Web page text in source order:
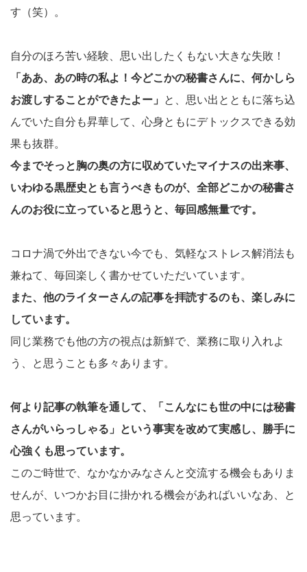
す（笑）。
自分のほろ苦い経験、思い出したくもない大きな失敗！
「ああ、あの時の私よ！今どこかの秘書さんに、何かしら
お渡しすることができたよー」
と、思い出とともに落ち込
んでいた自分も昇華して、心身ともにデトックスできる効
果も抜群。
今までそっと胸の奥の方に収めていたマイナスの出来事、
いわゆる黒歴史とも言うべきものが、全部どこかの秘書さ
んのお役に立っていると思うと、毎回感無量です。
コロナ渦で外出できない今でも、気軽なストレス解消法も
兼ねて、毎回楽しく書かせていただいています。
また、他のライターさんの記事を拝読するのも、楽しみに
しています。
同じ業務でも他の方の視点は新鮮で、業務に取り入れよ
う、と思うことも多々あります。
何より記事の執筆を通して、「こんなにも世の中には秘書
さんがいらっしゃる」という事実を改めて実感し、勝手に
心強くも思っています。
このご時世で、なかなかみなさんと交流する機会もありま
せんが、いつかお目に掛かれる機会があればいいなあ、と
思っています。